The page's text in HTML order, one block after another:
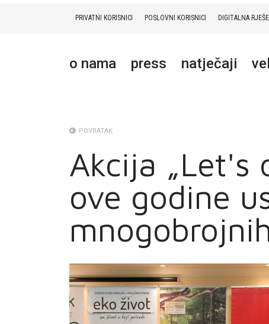
PRIVATNI KORISNICI POSLOVNI KORISNICI DIGITALNA
o nama press natječaji
TELEFONSKI IMENIK
POVRATAK
Akcija „Let's
ove godine